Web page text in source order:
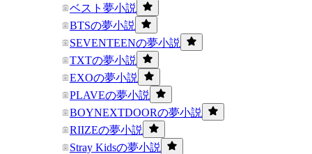
ベスト夢小説
BTSの夢小説
SEVENTEENの夢小説
TXTの夢小説
EXOの夢小説
PLAVEの夢小説
BOYNEXTDOORの夢小説
RIIZEの夢小説
Stray Kidsの夢小説